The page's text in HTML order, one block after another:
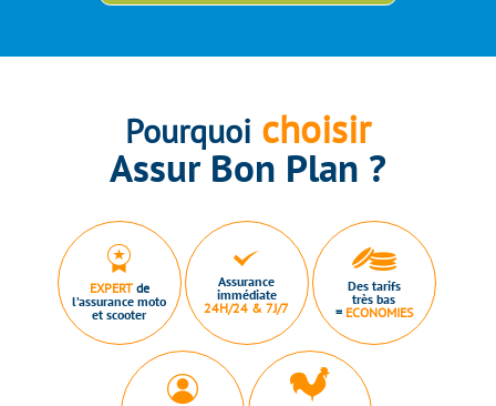
Pourquoi choisir
Assur Bon Plan ?
EXPERTde
l’assurance moto
et scooter
Assurance
immédiate
24H/24 & 7J/7
Des tarifs
très bas
= ECONOMIES